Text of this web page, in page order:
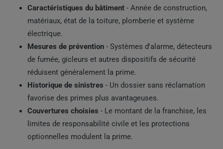
Caractéristiques du bâtiment - Année de construction,
matériaux, état de la toiture, plomberie et système
électrique.
Mesures de prévention - Systèmes d'alarme, détecteurs
de fumée, gicleurs et autres dispositifs de sécurité
réduisent généralement la prime.
Historique de sinistres - Un dossier sans réclamation
favorise des primes plus avantageuses.
Couvertures choisies - Le montant de la franchise, les
limites de responsabilité civile et les protections
optionnelles modulent la prime.